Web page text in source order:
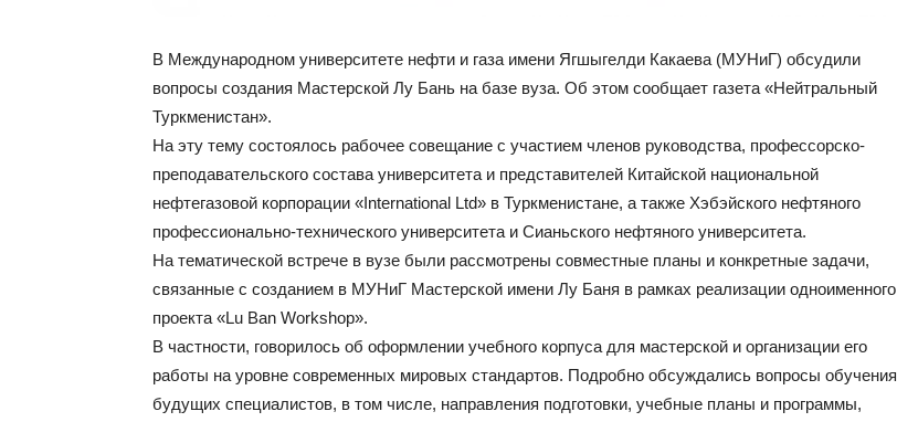
В Международном университете нефти и газа имени Ягшыгелди Какаева (МУНиГ) обсудили
вопросы создания Мастерской Лу Бань на базе вуза. Об этом сообщает газета «Нейтральный
Туркменистан».
На эту тему состоялось рабочее совещание с участием членов руководства, профессорско-
преподавательского состава университета и представителей Китайской национальной
нефтегазовой корпорации «International Ltd» в Туркменистане, а также Хэбэйского нефтяного
профессионально-технического университета и Сианьского нефтяного университета.
На тематической встрече в вузе были рассмотрены совместные планы и конкретные задачи,
связанные с созданием в МУНиГ Мастерской имени Лу Баня в рамках реализации одноименного
проекта «Lu Ban Workshop».
В частности, говорилось об оформлении учебного корпуса для мастерской и организации его
работы на уровне современных мировых стандартов. Подробно обсуждались вопросы обучения
будущих специалистов, в том числе, направления подготовки, учебные планы и программы,